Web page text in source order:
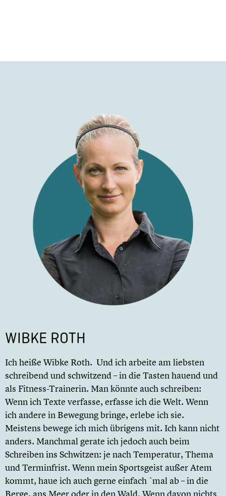
WIBKE ROTH
Ich heiße Wibke Roth. Und ich arbeite am liebsten
schreibend und schwitzend – in die Tasten hauend und
als Fitness-Trainerin. Man könnte auch schreiben:
Wenn ich Texte verfasse, erfasse ich die Welt. Wenn
ich andere in Bewegung bringe, erlebe ich sie.
Meistens bewege ich mich übrigens mit. Ich kann nicht
anders. Manchmal gerate ich jedoch auch beim
Schreiben ins Schwitzen: je nach Temperatur, Thema
und Terminfrist. Wenn mein Sportsgeist außer Atem
kommt, haue ich auch gerne einfach `mal ab – in die